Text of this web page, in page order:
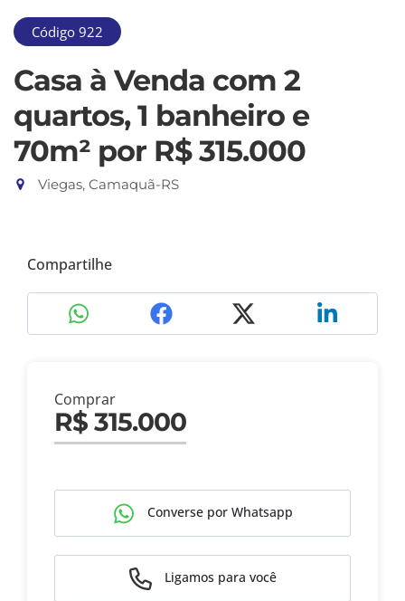
Código 922
Casa à Venda com 2
quartos, 1 banheiro e
70m² por R$ 315.000
Viegas, Camaquã-RS
Compartilhe
Comprar
R$ 315.000
Converse por Whatsapp
Ligamos para você